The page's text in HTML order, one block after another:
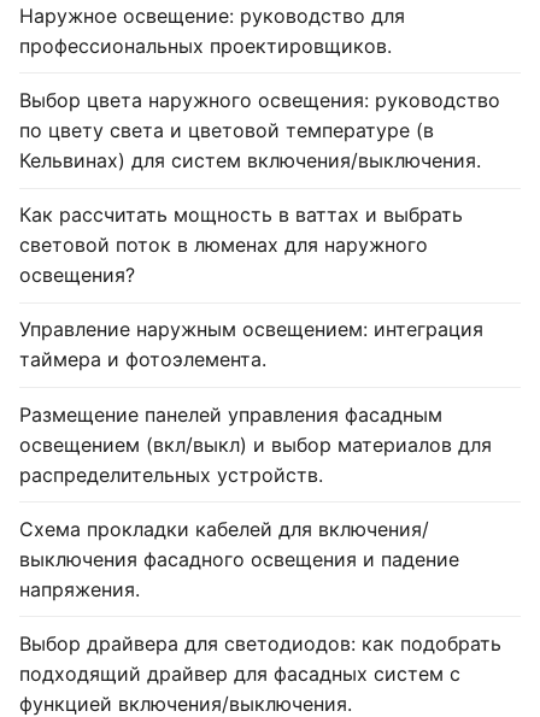
Наружное освещение: руководство для
профессиональных проектировщиков.
Выбор цвета наружного освещения: руководство
по цвету света и цветовой температуре (в
Кельвинах) для систем включения/выключения.
Как рассчитать мощность в ваттах и выбрать
световой поток в люменах для наружного
освещения?
Управление наружным освещением: интеграция
таймера и фотоэлемента.
Размещение панелей управления фасадным
освещением (вкл/выкл) и выбор материалов для
распределительных устройств.
Схема прокладки кабелей для включения/
выключения фасадного освещения и падение
напряжения.
Выбор драйвера для светодиодов: как подобрать
подходящий драйвер для фасадных систем с
функцией включения/выключения.